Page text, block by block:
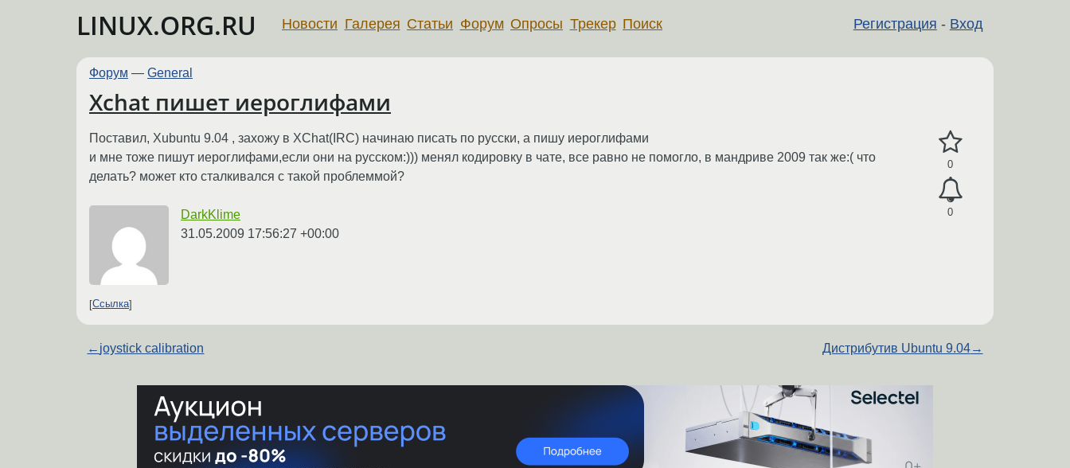
LINUX.ORG.RU Регистрация - Вход
Новости Галерея Статьи Форум Опросы Трекер Поиск
Форум — General
Xchat пишет иероглифами
0
0
Поставил, Xubuntu 9.04 , захожу в XChat(IRC) начинаю писать по русски, а пишу иероглифами
и мне тоже пишут иероглифами,если они на русском:))) менял кодировку в чате, все равно не помогло, в мандриве 2009 так же:( что
делать? может кто сталкивался с такой проблеммой?
DarkKlime
31.05.2009 17:56:27 +00:00
Ссылка
← joystick calibration Дистрибутив Ubuntu 9.04→